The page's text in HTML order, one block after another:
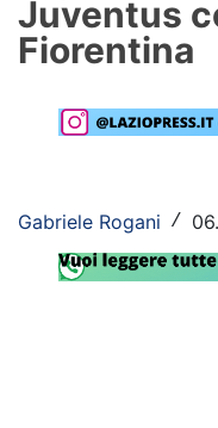
Primavera
Lazio Women
Social
Juventus
Fiorentina
Gabriele Rogani /